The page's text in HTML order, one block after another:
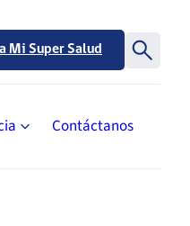
Contáctanos
Mi Super Salud